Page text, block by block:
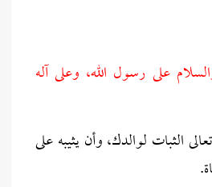
على رسول الله، وعلى آله
الثبات لوالدك، وأن يثيبه على